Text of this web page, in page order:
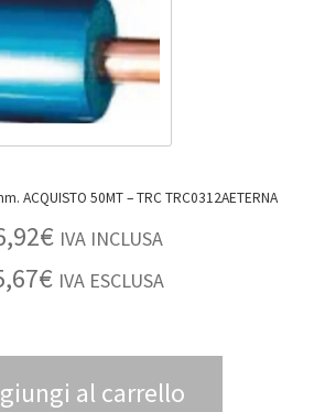
Tubo rame 1/2 x 1mm. ACQUISTO 50MT – TRC TRC0312AETERNA
€ IVA INCLUSA
€ IVA ESCLUSA
al carrello